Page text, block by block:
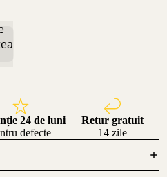
24 de luni
defecte
Retur gratuit
14 zile